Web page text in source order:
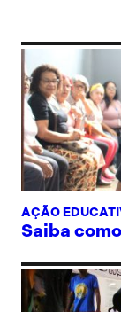
AÇÃO
Saiba